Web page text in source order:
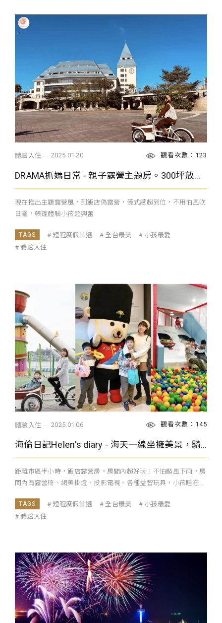
體驗入住 2025.01.20 觀看次數：123
DRAMA抓媽日常 - 親子露營主題房。300坪放電球池遊樂場。手作DIY。海鮮美食吃到飽。新北親子住宿
現在推出主題露營風，到飯店偽露營，儀式感超到位，不用怕風吹
日曬，帳篷體驗小孩超興奮
短程度假首選 全台最美
小孩最愛
體驗入住
體驗入住 2025.01.06 觀看次數：145
海倫日記Helen's diary - 海天一線坐擁美景，騎腳踏車、球池、露營房好吸睛，玩到不想回家！
距離市區半小時，飯店露營房，房間內超好玩！不怕颳風下雨，房
間內有露營椅、網美掛燈、投影電視、各種益智玩具，小孩睡在...
短程度假首選 全台最美
小孩最愛
體驗入住